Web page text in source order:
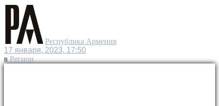
Республика Армения
17 января, 2023, 17:50
в Регион